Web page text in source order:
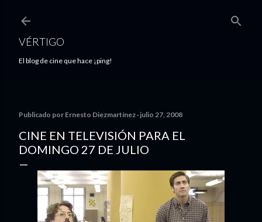
VÉRTIGO
El blog de cine que hace ¡ping!
Publicado por Ernesto Diezmartínez julio 27, 2008
CINE EN TELEVISIÓN PARA EL
DOMINGO 27 DE JULIO